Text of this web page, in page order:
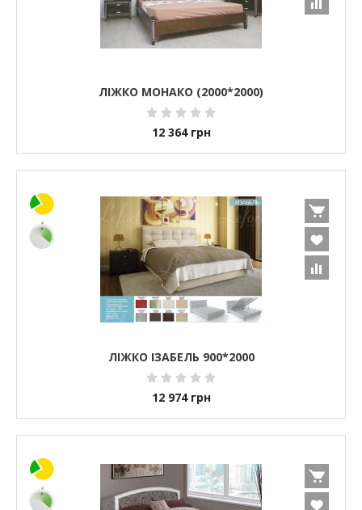
ЛІЖКО МОНАКО (2000*2000)
12 364 грн
ЛІЖКО ІЗАБЕЛЬ 900*2000
12 974 грн